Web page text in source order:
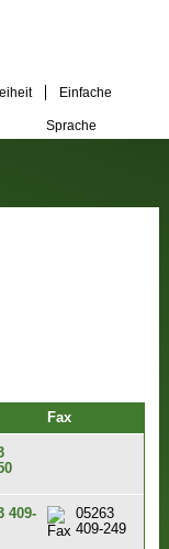
Einfache
Sprache
Fax
409-
05263
409-249